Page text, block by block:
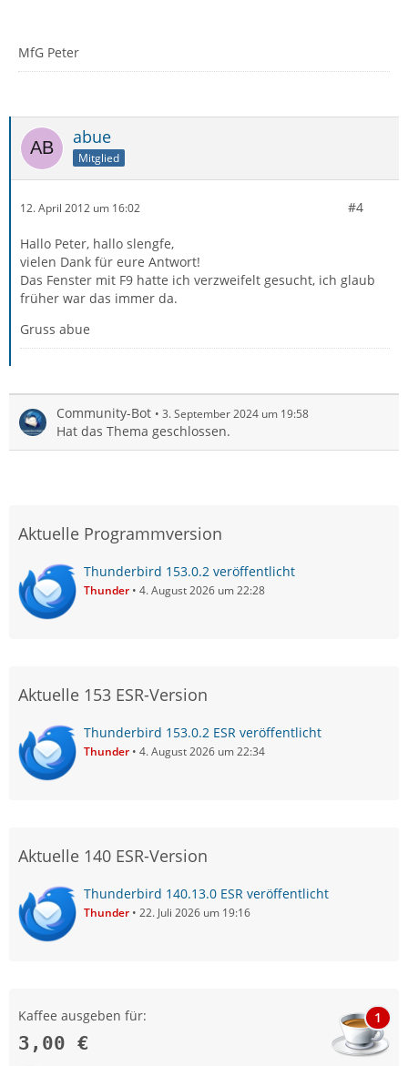
MfG Peter
abue
Mitglied
12. April 2012 um 16:02 #4
Hallo Peter, hallo slengfe,
vielen Dank für eure Antwort!
Das Fenster mit F9 hatte ich verzweifelt gesucht, ich glaub
früher war das immer da.
Gruss abue
Community-Bot 3. September 2024 um 19:58
Hat das Thema geschlossen.
Aktuelle Programmversion
Thunderbird 153.0.2 veröffentlicht
Thunder 4. August 2026 um 22:28
Aktuelle 153 ESR-Version
Thunderbird 153.0.2 ESR veröffentlicht
Thunder 4. August 2026 um 22:34
Aktuelle 140 ESR-Version
Thunderbird 140.13.0 ESR veröffentlicht
Thunder 22. Juli 2026 um 19:16
Kaffee ausgeben für:
3,00 €
1